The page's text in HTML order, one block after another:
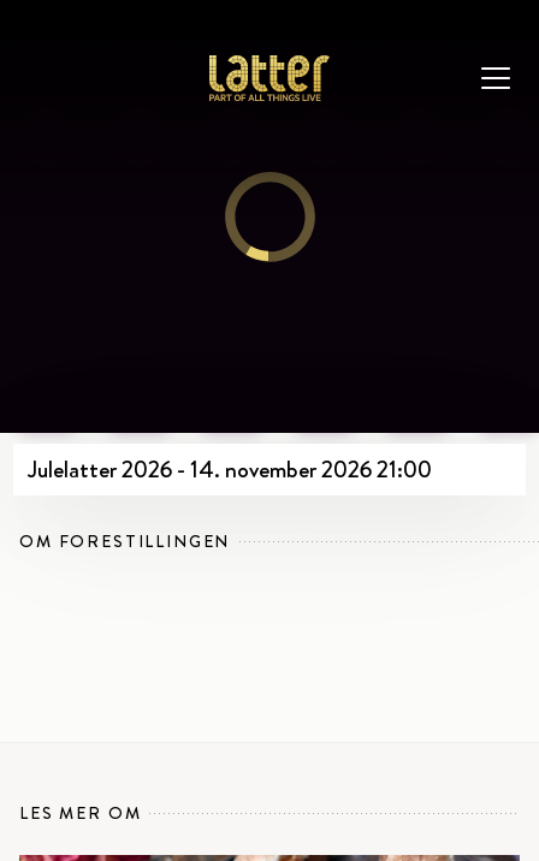
Julelatter 2026 - 14. november 2026 21:00
OM FORESTILLINGEN
LES MER OM